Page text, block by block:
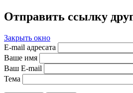
Отправить ссылку
Закрыть окно
E-mail адресата
Ваше имя
Ваш E-mail
Тема